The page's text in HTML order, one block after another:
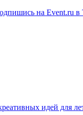
на Event.ru в
идей для